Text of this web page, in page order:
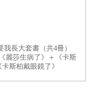
以吹氣做成氣球，豬
一度的珍饈。羅蘭描
料氣息的閣樓，是女
上爸冬天夜晚的故事
長大套書（共4冊）
麗莎生病了》＋《卡斯
斯柏戴眼鏡了》